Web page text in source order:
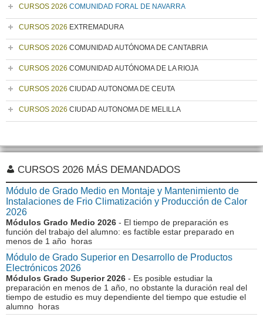
CURSOS 2026 COMUNIDAD FORAL DE NAVARRA
CURSOS 2026 EXTREMADURA
CURSOS 2026 COMUNIDAD AUTÓNOMA DE CANTABRIA
CURSOS 2026 COMUNIDAD AUTÓNOMA DE LA RIOJA
CURSOS 2026 CIUDAD AUTONOMA DE CEUTA
CURSOS 2026 CIUDAD AUTONOMA DE MELILLA
CURSOS 2026 MÁS DEMANDADOS
Módulo de Grado Medio en Montaje y Mantenimiento de
Instalaciones de Frio Climatización y Producción de Calor
2026
Módulos Grado Medio 2026 - El tiempo de preparación es
función del trabajo del alumno: es factible estar preparado en
menos de 1 año horas
Módulo de Grado Superior en Desarrollo de Productos
Electrónicos 2026
Módulos Grado Superior 2026 - Es posible estudiar la
preparación en menos de 1 año, no obstante la duración real del
tiempo de estudio es muy dependiente del tiempo que estudie el
alumno horas